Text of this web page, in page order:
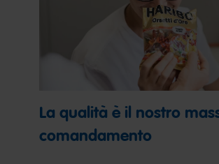
La qualità è il nostro
comandamento